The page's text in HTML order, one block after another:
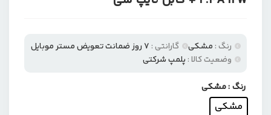
رنگ : مشکی گارانتی : ۷ روز ضمانت تعویض مستر موبایل
وضعیت کالا : پلمپ شرکتی
رنگ: مشکی
مشکی